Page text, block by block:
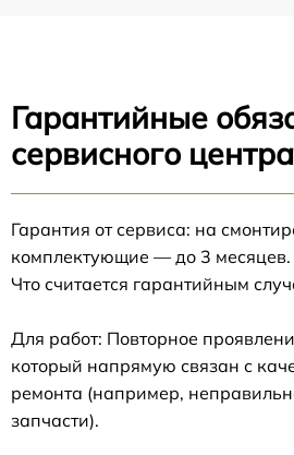
Гарантийные
сервисного
Гарантия от сервиса: на
комплектующие — до 3 месяцев.
Что считается гарантийным
Для работ: Повторное
который напрямую связан с
ремонта (например,
запчасти).